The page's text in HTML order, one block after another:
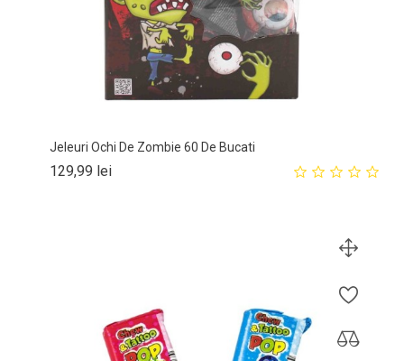
Jeleuri Ochi De Zombie 60 De Bucati
129,99 leiPret